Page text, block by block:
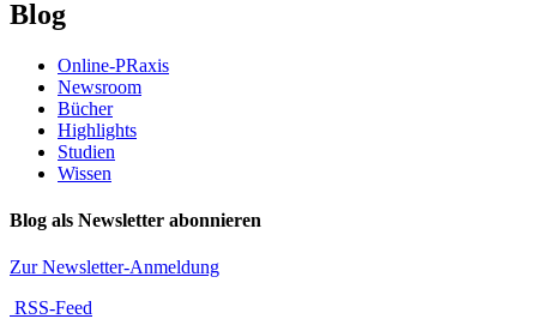
Blog
Online-PRaxis
Newsroom
Bücher
Highlights
Studien
Wissen
Blog als Newsletter abonnieren
Zur Newsletter-Anmeldung
RSS-Feed